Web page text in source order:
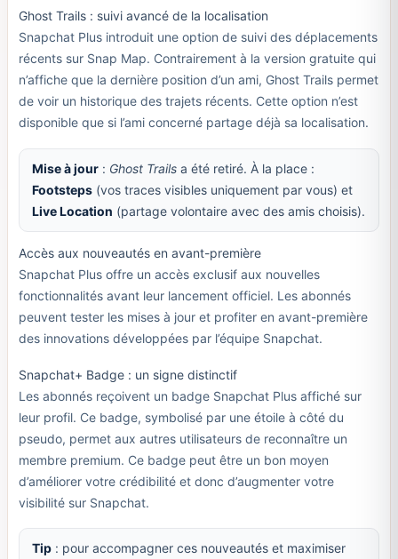
Ghost Trails : suivi avancé de la localisation
Snapchat Plus introduit une option de suivi des déplacements
récents sur Snap Map. Contrairement à la version gratuite qui
n’affiche que la dernière position d’un ami, Ghost Trails permet
de voir un historique des trajets récents. Cette option n’est
disponible que si l’ami concerné partage déjà sa localisation.
Mise à jour: Ghost Trailsa été retiré. À la place :
Footsteps(vos traces visibles uniquement par vous) et
Live Location (partage volontaire avec des amis choisis).
Accès aux nouveautés en avant-première
Snapchat Plus offre un accès exclusif aux nouvelles
fonctionnalités avant leur lancement officiel. Les abonnés
peuvent tester les mises à jour et profiter en avant-première
des innovations développées par l’équipe Snapchat.
Snapchat+ Badge : un signe distinctif
Les abonnés reçoivent un badge Snapchat Plus affiché sur
leur profil. Ce badge, symbolisé par une étoile à côté du
pseudo, permet aux autres utilisateurs de reconnaître un
membre premium. Ce badge peut être un bon moyen
d’améliorer votre crédibilité et donc d’augmenter votre
visibilité sur Snapchat.
Tip: pour accompagner ces nouveautés et maximiser